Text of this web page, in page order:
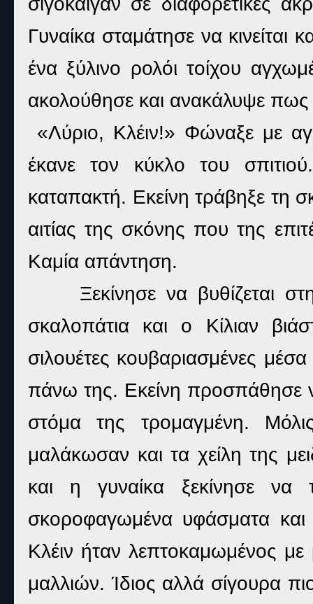
Γυναίκα σταμάτησε να κινείται
ένα ξύλινο ρολόι τοίχου
ακολούθησε και ανακάλυψε
«Λύριο, Κλέιν!» Φώναξε με
έκανε τον κύκλο του
καταπακτή. Εκείνη τράβηξε τη
αιτίας της σκόνης που της
Καμία απάντηση.
Ξεκίνησε να βυθίζεται
σκαλοπάτια και ο Κίλιαν
σιλουέτες κουβαριασμένες
πάνω της. Εκείνη προσπάθησε
στόμα της τρομαγμένη.
μαλάκωσαν και τα χείλη της
και η γυναίκα ξεκίνησε να
σκοροφαγωμένα υφάσματα και
Κλέιν ήταν λεπτοκαμωμένος
μαλλιών. Ίδιος αλλά σίγουρα